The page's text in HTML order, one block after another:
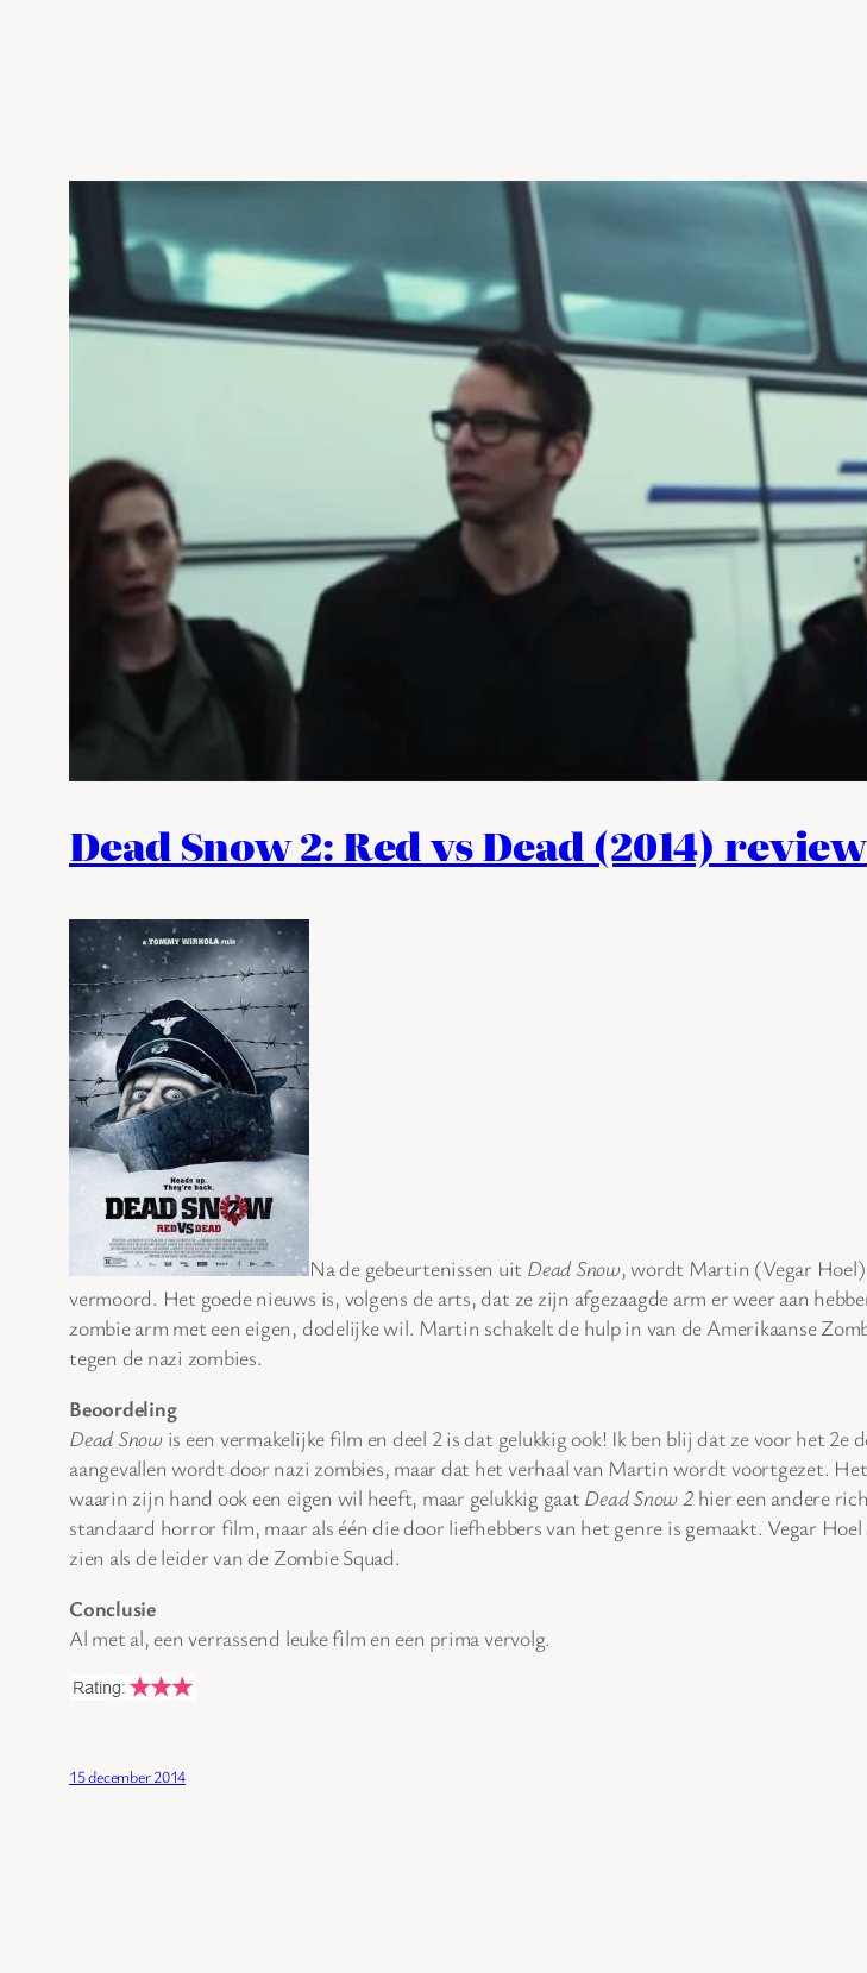
Dead Snow 2: Red vs Dead (2014) review
Na de gebeurtenissen uit Dead Snow, wordt Martin (Vegar
vermoord. Het goede nieuws is, volgens de arts, dat ze zijn afgezaagde arm er weer aan
zombie arm met een eigen, dodelijke wil. Martin schakelt de hulp in van de Amerikaanse
tegen de nazi zombies.
Beoordeling
Dead Snow is een vermakelijke film en deel 2 is dat gelukkig ook! Ik ben blij dat ze voor het
aangevallen wordt door nazi zombies, maar dat het verhaal van Martin wordt voortgezet.
waarin zijn hand ook een eigen wil heeft, maar gelukkig gaat Dead Snow 2hier een andere
standaard horror film, maar als één die door liefhebbers van het genre is gemaakt. Vegar
zien als de leider van de Zombie Squad.
Conclusie
Al met al, een verrassend leuke film en een prima vervolg.
15 december 2014